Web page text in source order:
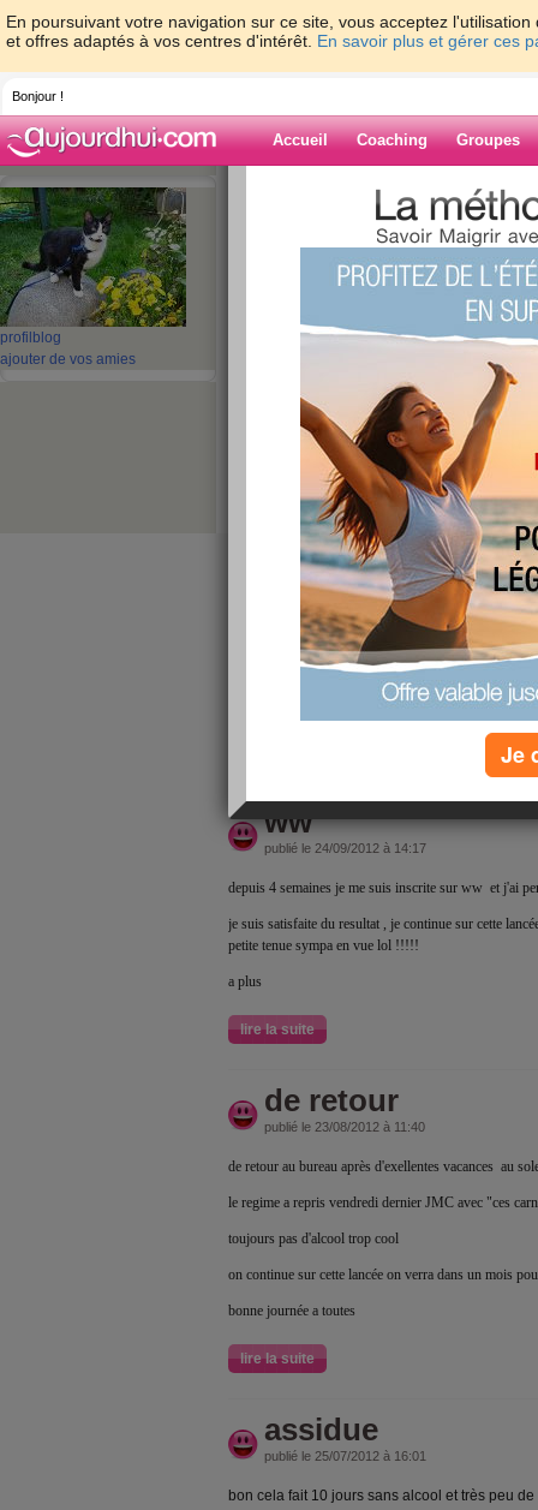
En poursuivant votre navigation sur ce site, vous acceptez
et offres adaptés à vos centres d'intérêt. En savoir plus et gérer ces
Bonjour !
Accueil Coaching Groupes
profil blog
ajouter de vos amies
>
Blog de Freddy
Suiv. ›
WW
publié le 31/10/2012 à 14:05
Après 10 semaines de ww j'ai perdu 5,5k ( et
tailles )encore 4.5kg a perdre pour mon 2ème
je perds doucement mais surement en
avec de sympatiques recettes
et voilà pour les news
ww
publié le 24/09/2012 à 14:17
depuis 4 semaines je me suis inscrite sur ww et j'ai
je suis satisfaite du resultat , je continue sur cette
petite tenue sympa en vue lol !!!!!
a plus
lire la suite
de retour
publié le 23/08/2012 à 11:40
de retour au bureau après d'exellentes vacances au
le regime a repris vendredi dernier JMC avec "ces
toujours pas d'alcool trop cool
on continue sur cette lancée on verra dans un mois
bonne journée a toutes
lire la suite
assidue
publié le 25/07/2012 à 16:01
bon cela fait 10 jours sans alcool et très peu
Je